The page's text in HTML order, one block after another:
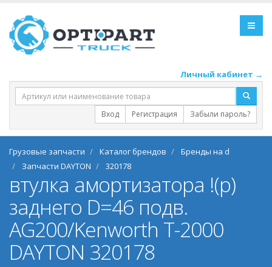
Личный кабинет →
Вход Регистрация Забыли пароль?
Грузовые запчасти Каталог брендов
Бренды на d
Запчасти DAYTON
320178
втулка амортизатора !(р)
заднего D=46 подв.
AG200/Kenworth T-2000
DAYTON 320178